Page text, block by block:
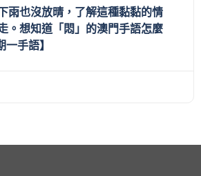
雨也沒放晴，了解這種黏黏的情
。想知道「悶」的澳門手語怎麼
手語】